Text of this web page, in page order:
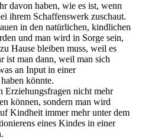
davon haben, wie es ist, wenn
ihrem Schaffenswerk zuschaut.
in den natürlichen, kindlichen
und man wird in Sorge sein,
Hause bleiben muss, weil es
ist man dann, weil man sich
an Input in einer
könnte.
Erziehungsfragen nicht mehr
können, sondern man wird
Kindheit immer mehr unter dem
eines Kindes in einer